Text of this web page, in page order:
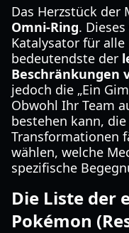
Das Herzstück der
Omni-Ring.
Katalysator für
bedeutendste der
Beschränkungen
jedoch die „Ein
Obwohl Ihr Team
bestehen kann,
Transformationen
wählen, welche
spezifische
Die Liste der
Pokémon